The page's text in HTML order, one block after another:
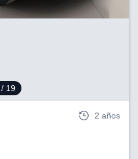
/ 19
2 años